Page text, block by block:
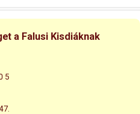
a Falusi Kisdiáknak
5